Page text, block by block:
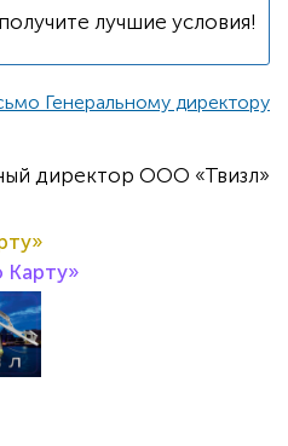
получите лучшие условия!
Генеральному директору
директор ООО «Твизл»
Карту»